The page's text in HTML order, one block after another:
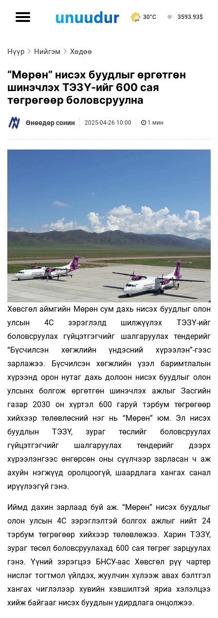
30°C 3593.93$
Нүүр Нийгэм Хөдөө
“Мөрөн” нисэх буудлыг өргөтгөн
шинэчлэх ТЭЗҮ-ийг 600 сая
төгрөгөөр боловсруулна
Өнөөдөр сонин 2025-04-26 10:00 1 мин
Хөвсгөл аймгийн Мөрөн сум дахь нисэх буудлыг олон
улсын 4С зэрэглэлд шилжүүлэх ТЭЗҮ-ийг
боловсруулах гүйцэтгэгчийг шалгаруулах тендерийг
“Бүсчилсэн хөгжлийн үндэсний хүрээлэн”-гээс
зарлажээ. Бүсчилсэн хөгжлийн үзэл баримтлалын
хүрээнд орон нутаг дахь долоон нисэх буудлыг олон
улсынх болгож өргөтгөн шинэчлэх ажлыг Засгийн
газар 2030 он хүртэл 600 гаруй тэрбум төгрөгөөр
хийхээр төлөвлөсний нэг нь “Мөрөн” юм. Эл нисэх
буудлын ТЭЗҮ, зураг төслийг боловсруулах
гүйцэтгэгчийг шалгаруулах тендерийг дээрх
хүрээлэнгээс өнгөрсөн оны сүүлчээр зарласан ч аж
ахуйн нэгжүүд оролцоогүй, шаардлага хангах санал
ирүүлээгүй гэнэ.
Иймд дахин зарлаад буй аж. “Мөрөн” нисэх буудлыг
олон улсын 4С зэрэглэлтэй болгох ажлыг нийт 24
тэрбум төгрөгөөр хийхээр төлөвлөжээ. Харин ТЭЗҮ,
зураг төсөл боловсруулахад 600 сая төгрөг зарцуулах
гэнэ. Үүний зэрэгцээ БНСУ-аас Хөвсгөл рүү чартер
нислэг тогтмол үйлдэх, жуулчин хүлээж авах бэлтгэл
хангах чиглэлээр хувийн хэвшилтэй яриа хэлэлцээ
хийж байгааг нисэх буудлын удирдлага онцолжээ.